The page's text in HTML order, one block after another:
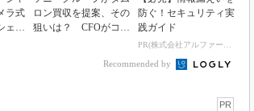
ラ式
ェア
ロン買収を提案、その
狙いは？ CFOがコメ
防ぐ！セキュリティ実
践ガイド
PR(株式会社アルファーテクノ)
Recommended by
PR